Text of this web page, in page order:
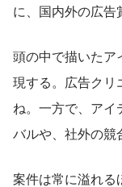
に、国内外の広告
頭の中で描いたア
現する。広告クリ
ね。一方で、アイ
バルや、社外の競
案件は常に溢れる